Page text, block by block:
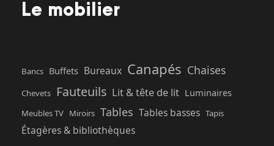
Le mobilier
Bancs Buffets Bureaux Canapés Chaises
Chevets Fauteuils Lit & tête de lit Luminaires
Meubles TV Miroirs Tables Tables basses Tapis
Étagères & bibliothèques